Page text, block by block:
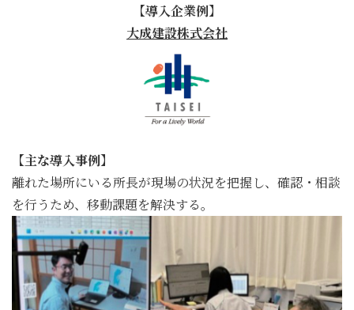
【導入企業例】
大成建設株式会社
【主な導入事例】
離れた場所にいる所長が現場の状況を把握し、確認・相談
を行うため、移動課題を解決する。